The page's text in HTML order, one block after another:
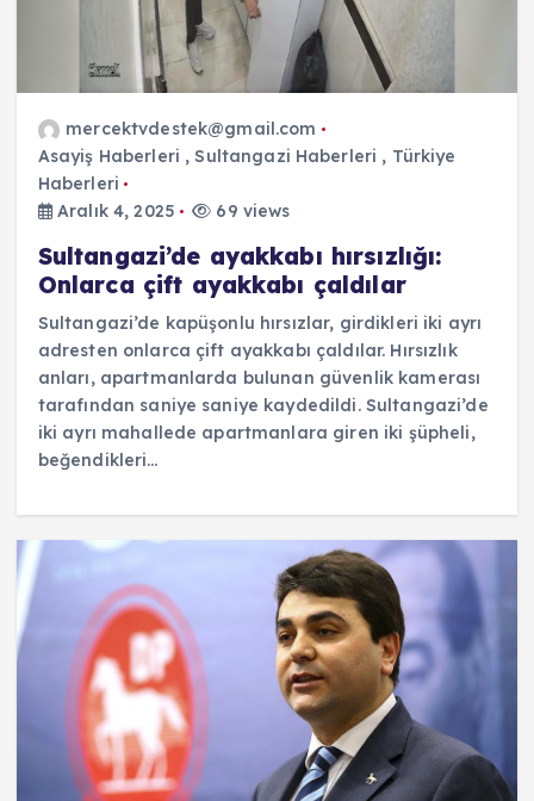
mercektvdestek@gmail.com
Asayiş Haberleri ,Sultangazi Haberleri , Türkiye
Haberleri
Aralık 4, 2025
69 views
Sultangazi’de ayakkabı hırsızlığı:
Onlarca çift ayakkabı çaldılar
Sultangazi’de kapüşonlu hırsızlar, girdikleri iki ayrı
adresten onlarca çift ayakkabı çaldılar. Hırsızlık
anları, apartmanlarda bulunan güvenlik kamerası
tarafından saniye saniye kaydedildi. Sultangazi’de
iki ayrı mahallede apartmanlara giren iki şüpheli,
beğendikleri…